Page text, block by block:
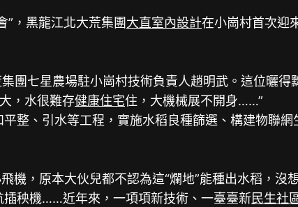
，黑龍江北大荒集團大直室內設計在小崗村首次迎
七星農場駐小崗村技術負責人趙明武。這位曬得
，水很難存健康住宅住，大機械展不開身……”
、引水等工程，實施水稻良種篩選、構建物聯網
，原本大伙兒都不認為這“爛地”能種出水稻，沒
秧機……近年來，一項項新技術、一臺臺新民生社